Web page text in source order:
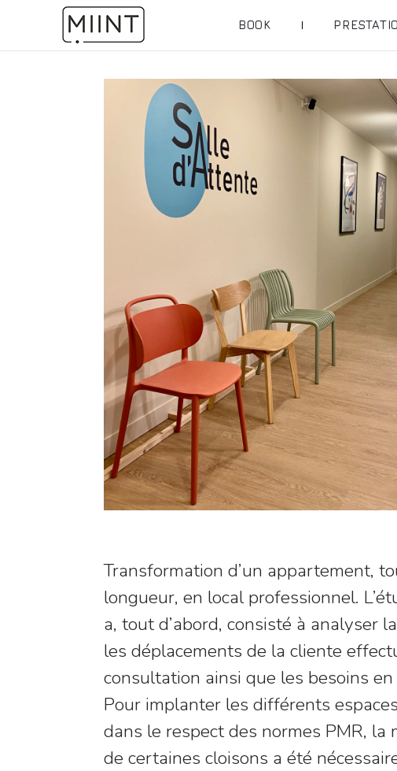
BOOK
Transformation d’un appartement,
longueur, en local professionnel.
a, tout d’abord, consisté à analyser
les déplacements de la cliente
consultation ainsi que les besoins
Pour implanter les différents
dans le respect des normes PMR, la
de certaines cloisons a été